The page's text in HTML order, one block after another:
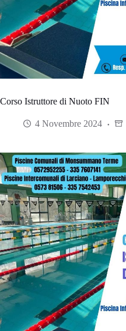
Corso Istruttore di Nuoto FIN
4 Novembre 2024